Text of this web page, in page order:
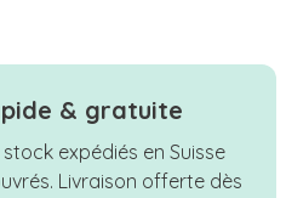
& gratuite
expédiés en Suisse
Livraison offerte dès